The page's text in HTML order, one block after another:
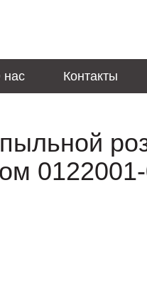
нас Контакты